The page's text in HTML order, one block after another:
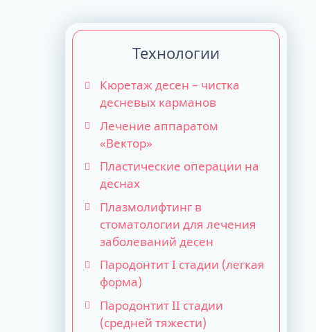
Технологии
Кюретаж десен – чистка
десневых карманов
Лечение аппаратом
«Вектор»
Пластические операции на
деснах
Плазмолифтинг в
стоматологии для лечения
заболеваний десен
Пародонтит I стадии (легкая
форма)
Пародонтит II стадии
(средней тяжести)